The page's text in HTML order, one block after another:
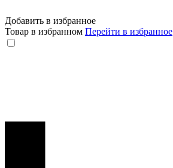
Добавить в избранное
Товар в избранном Перейти в избранное